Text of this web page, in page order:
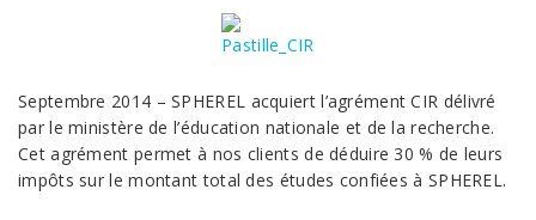
Septembre 2014 – SPHEREL acquiert l’agrément CIR délivré
par le ministère de l’éducation nationale et de la recherche.
Cet agrément permet à nos clients de déduire 30 % de leurs
impôts sur le montant total des études confiées à SPHEREL.